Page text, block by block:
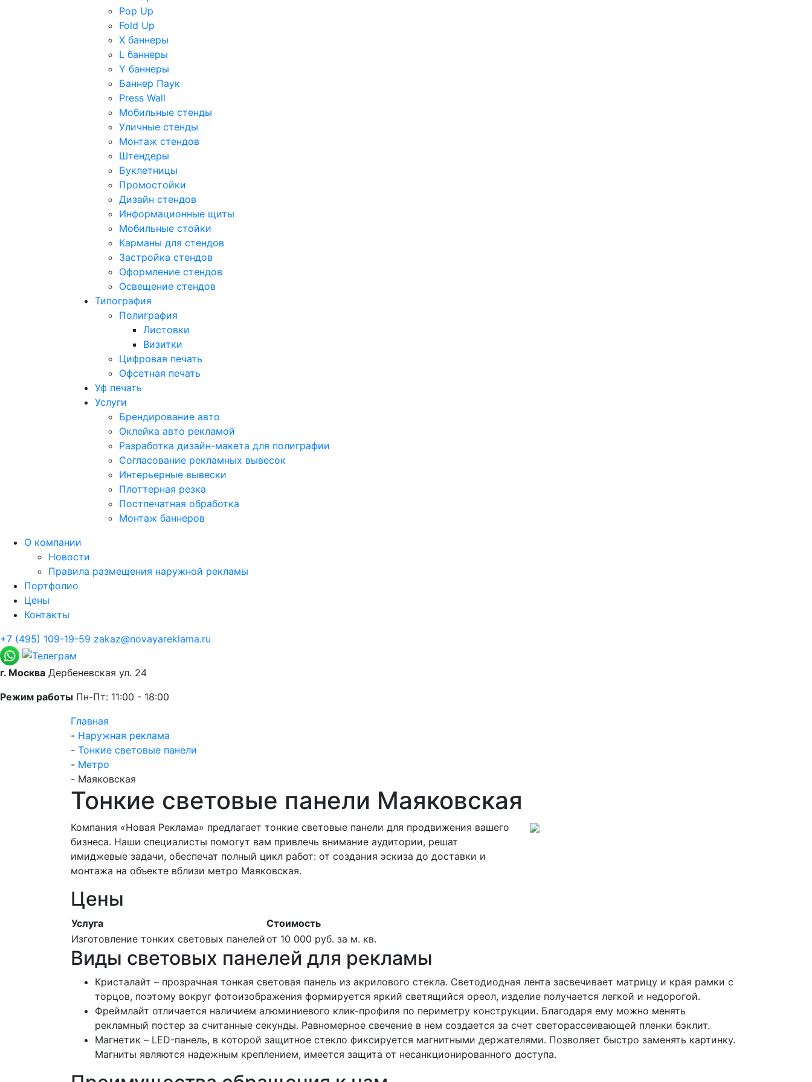
Pop Up
Fold Up
Х баннеры
L баннеры
Y баннеры
Баннер Паук
Press Wall
Мобильные стенды
Уличные стенды
Монтаж стендов
Штендеры
Буклетницы
Промостойки
Дизайн стендов
Информационные щиты
Мобильные стойки
Карманы для стендов
Застройка стендов
Оформление стендов
Освещение стендов
Типография
Полиграфия
Листовки
Визитки
Цифровая печать
Офсетная печать
Уф печать
Услуги
Брендирование авто
Оклейка авто рекламой
Разработка дизайн-макета для полиграфии
Согласование рекламных вывесок
Интерьерные вывески
Плоттерная резка
Постпечатная обработка
Монтаж баннеров
О компании
Новости
Правила размещения наружной рекламы
Портфолио
Цены
Контакты
+7 (495) 109-19-59 zakaz@novayareklama.ru
г. Москва Дербеневская ул. 24
Режим работы Пн-Пт: 11:00 - 18:00
Главная
- Наружная реклама
- Тонкие световые панели
- Метро
- Маяковская
Тонкие световые панели Маяковская
Компания «Новая Реклама» предлагает тонкие световые панели для продвижения вашего
бизнеса. Наши специалисты помогут вам привлечь внимание аудитории, решат
имиджевые задачи, обеспечат полный цикл работ: от создания эскиза до доставки и
монтажа на объекте вблизи метро Маяковская.
Цены
Услуга
Стоимость
Изготовление тонких световых панелейот 10 000 руб. за м. кв.
Виды световых панелей для рекламы
Кристалайт – прозрачная тонкая световая панель из акрилового стекла. Светодиодная лента засвечивает матрицу и края рамки с
торцов, поэтому вокруг фотоизображения формируется яркий светящийся ореол, изделие получается легкой и недорогой.
Фреймлайт отличается наличием алюминиевого клик-профиля по периметру конструкции. Благодаря ему можно менять
рекламный постер за считанные секунды. Равномерное свечение в нем создается за счет светорассеивающей пленки бэклит.
Магнетик – LED-панель, в которой защитное стекло фиксируется магнитными держателями. Позволяет быстро заменять картинку.
Магниты являются надежным креплением, имеется защита от несанкционированного доступа.